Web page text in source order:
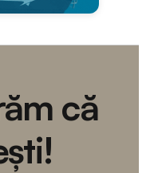
că